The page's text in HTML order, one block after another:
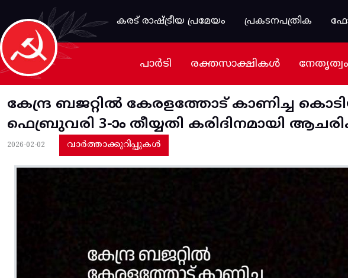
Skip to main content
കരട് രാഷ്ട്രീയ പ്രമേയം
പ്രകടനപത്രിക
പാർടി രക്തസാക്ഷികൾ നേതൃത്വം
കേന്ദ്ര ബജറ്റില്‍ കേരളത്തോട്‌ കാണിച്ച
ഫെബ്രുവരി 3-ാം തീയ്യതി കരിദിനമായി
2026-02-02 വാർത്താക്കുറിപ്പുകൾ